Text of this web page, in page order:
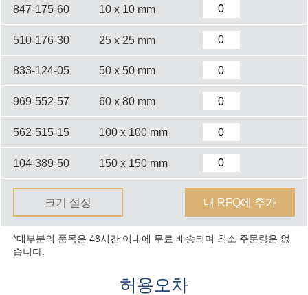
847-175-60 10 x 10 mm
510-176-30 25 x 25 mm
833-124-05 50 x 50 mm
969-552-57 60 x 80 mm
562-515-15 100 x 100 mm
104-389-50 150 x 150 mm
크기 설정 내 RFQ에 추가
*대부분의 품목은 48시간 이내에 무료 배송되며 최소 주문량은 없
습니다.
허용오차